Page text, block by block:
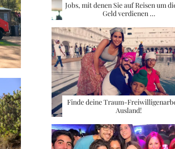
Jobs, mit denen Sie auf Reisen um
Geld verdienen …
Finde deine Traum-
Ausland!